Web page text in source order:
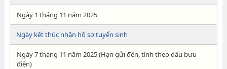
Ngày 1 tháng 11 năm 2025
Ngày kết thúc nhận hồ sơ tuyển sinh
Ngày 7 tháng 11 năm 2025 (Hạn gửi đến, tính theo dấu bưu
điện)